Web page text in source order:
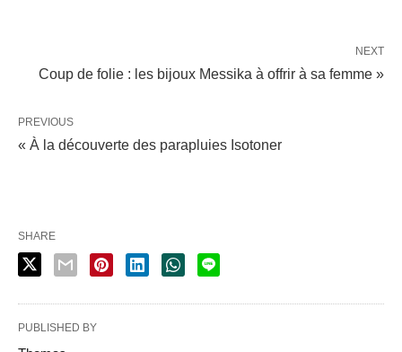
NEXT
Coup de folie : les bijoux Messika à offrir à sa femme »
PREVIOUS
« À la découverte des parapluies Isotoner
SHARE
PUBLISHED BY